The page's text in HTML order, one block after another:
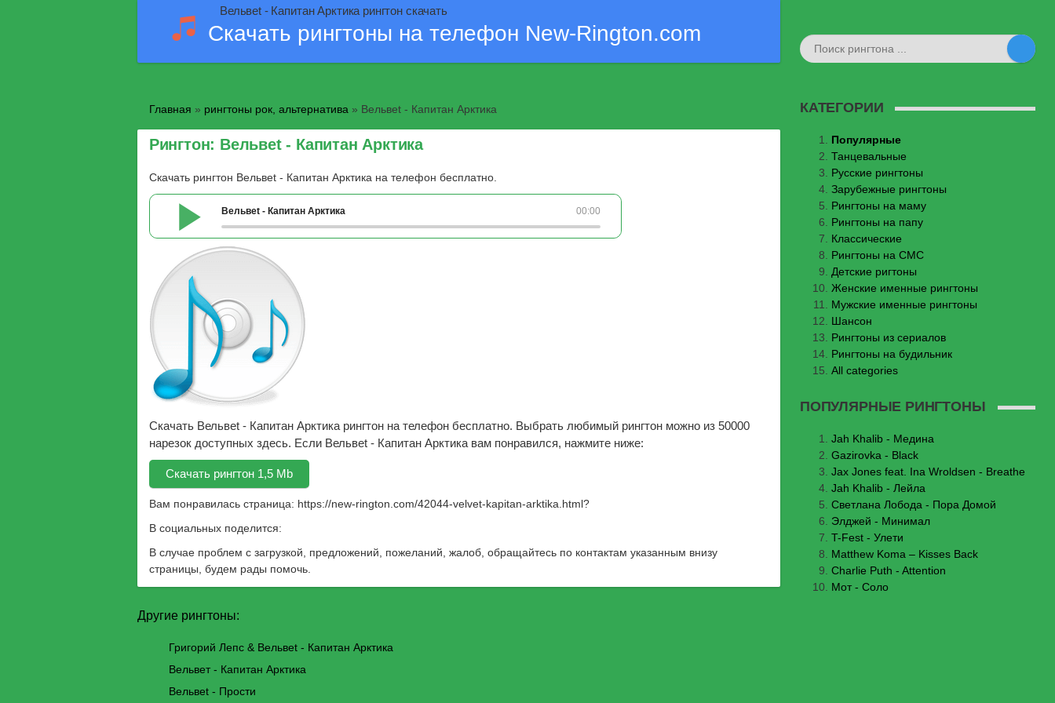
Вельвеt - Капитан Арктика рингтон скачать
Скачать рингтоны на телефон New-Rington.com
Главная » рингтоны рок, альтернатива» Вельвеt - Капитан Арктика
Рингтон: Вельвеt - Капитан Арктика
Скачать рингтон Вельвеt - Капитан Арктика на телефон бесплатно.
00:00
Вельвеt - Капитан Арктика
Скачать Вельвеt - Капитан Арктика рингтон на телефон бесплатно. Выбрать любимый рингтон можно из 50000
нарезок доступных здесь. Если Вельвеt - Капитан Арктика вам понравился, нажмите ниже:
Скачать рингтон 1,5 Mb
Вам понравилась страница: https://new-rington.com/42044-velvet-kapitan-arktika.html?
В социальных поделится:
В случае проблем с загрузкой, предложений, пожеланий, жалоб, обращайтесь по контактам указанным внизу
страницы, будем рады помочь.
Другие рингтоны:
Григорий Лепс & Вельвеt - Капитан Арктика
Вельвет - Капитан Арктика
Вельвеt - Прости
КАТЕГОРИИ
Популярные
Танцевальные
Русские рингтоны
Зарубежные рингтоны
Рингтоны на маму
Рингтоны на папу
Классические
Рингтоны на СМС
Детские ригтоны
Женские именные рингтоны
Мужские именные рингтоны
Шансон
Рингтоны из сериалов
Рингтоны на будильник
All categories
ПОПУЛЯРНЫЕ РИНГТОНЫ
Jаh Khаlib - Медина
Gazirovka - Black
Jax Jones feat. Ina Wroldsen - Breathe
Jah Khalib - Лейла
Светлана Лобода - Пора Домой
Элджей - Минимал
T-Fest - Улети
Matthew Koma – Kisses Back
Charlie Puth - Attention
Мот - Соло